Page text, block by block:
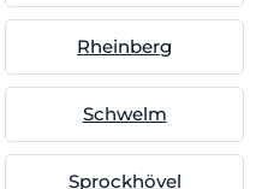
Rheinberg
Schwelm
Sprockhövel